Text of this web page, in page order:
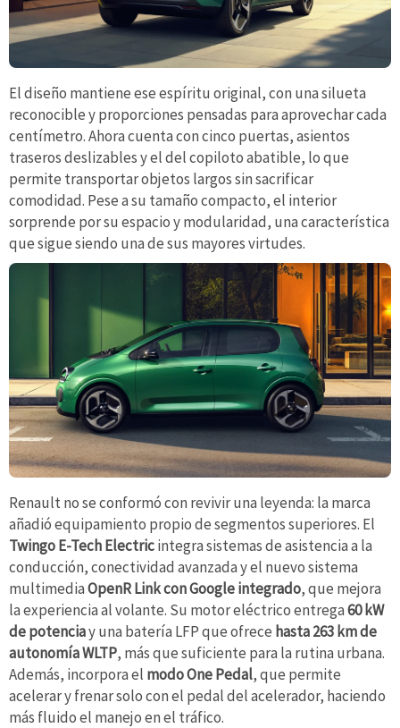
El diseño mantiene ese espíritu original, con una silueta
reconocible y proporciones pensadas para aprovechar cada
centímetro. Ahora cuenta con cinco puertas, asientos
traseros deslizables y el del copiloto abatible, lo que
permite transportar objetos largos sin sacrificar
comodidad. Pese a su tamaño compacto, el interior
sorprende por su espacio y modularidad, una característica
que sigue siendo una de sus mayores virtudes.
Renault no se conformó con revivir una leyenda: la marca
añadió equipamiento propio de segmentos superiores. El
Twingo E-Tech Electricintegra sistemas de asistencia a la
conducción, conectividad avanzada y el nuevo sistema
multimediaOpenR Link con Google integrado, que mejora
la experiencia al volante. Su motor eléctrico entrega60 kW
de potenciay una batería LFP que ofrece hasta 263 km de
autonomía WLTP, más que suficiente para la rutina urbana.
Además, incorpora el modo One Pedal, que permite
acelerar y frenar solo con el pedal del acelerador, haciendo
más fluido el manejo en el tráfico.